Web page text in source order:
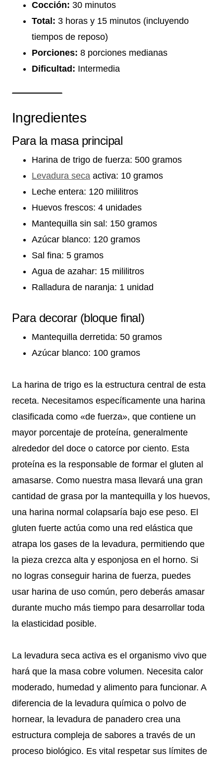
Cocción: 30 minutos
Total: 3 horas y 15 minutos (incluyendo
tiempos de reposo)
Porciones: 8 porciones medianas
Dificultad: Intermedia
Ingredientes
Para la masa principal
Harina de trigo de fuerza: 500 gramos
Levadura seca activa: 10 gramos
Leche entera: 120 mililitros
Huevos frescos: 4 unidades
Mantequilla sin sal: 150 gramos
Azúcar blanco: 120 gramos
Sal fina: 5 gramos
Agua de azahar: 15 mililitros
Ralladura de naranja: 1 unidad
Para decorar (bloque final)
Mantequilla derretida: 50 gramos
Azúcar blanco: 100 gramos
La harina de trigo es la estructura central de esta
receta. Necesitamos específicamente una harina
clasificada como «de fuerza», que contiene un
mayor porcentaje de proteína, generalmente
alrededor del doce o catorce por ciento. Esta
proteína es la responsable de formar el gluten al
amasarse. Como nuestra masa llevará una gran
cantidad de grasa por la mantequilla y los huevos,
una harina normal colapsaría bajo ese peso. El
gluten fuerte actúa como una red elástica que
atrapa los gases de la levadura, permitiendo que
la pieza crezca alta y esponjosa en el horno. Si
no logras conseguir harina de fuerza, puedes
usar harina de uso común, pero deberás amasar
durante mucho más tiempo para desarrollar toda
la elasticidad posible.
La levadura seca activa es el organismo vivo que
hará que la masa cobre volumen. Necesita calor
moderado, humedad y alimento para funcionar. A
diferencia de la levadura química o polvo de
hornear, la levadura de panadero crea una
estructura compleja de sabores a través de un
proceso biológico. Es vital respetar sus límites de